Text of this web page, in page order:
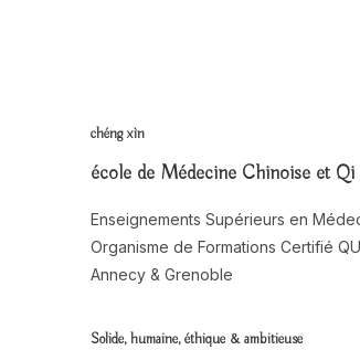
chéng xìn
école de Médecine Chinoise et
Enseignements Supérieurs en
Organisme de Formations Certifié
Annecy & Grenoble
Solide, humaine, éthique & ambitieuse